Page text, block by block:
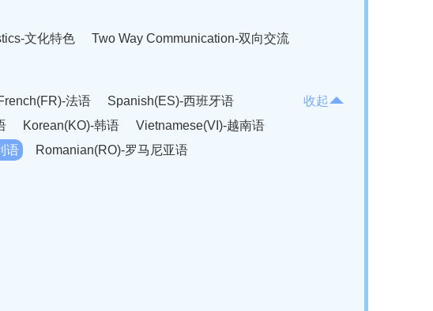
文化特色 Two Way Communication-双向交流
法语
Spanish(ES)-西班牙语
Korean(KO)-韩语
Vietnamese(VI)-越南语
语
Romanian(RO)-罗马尼亚语
收起